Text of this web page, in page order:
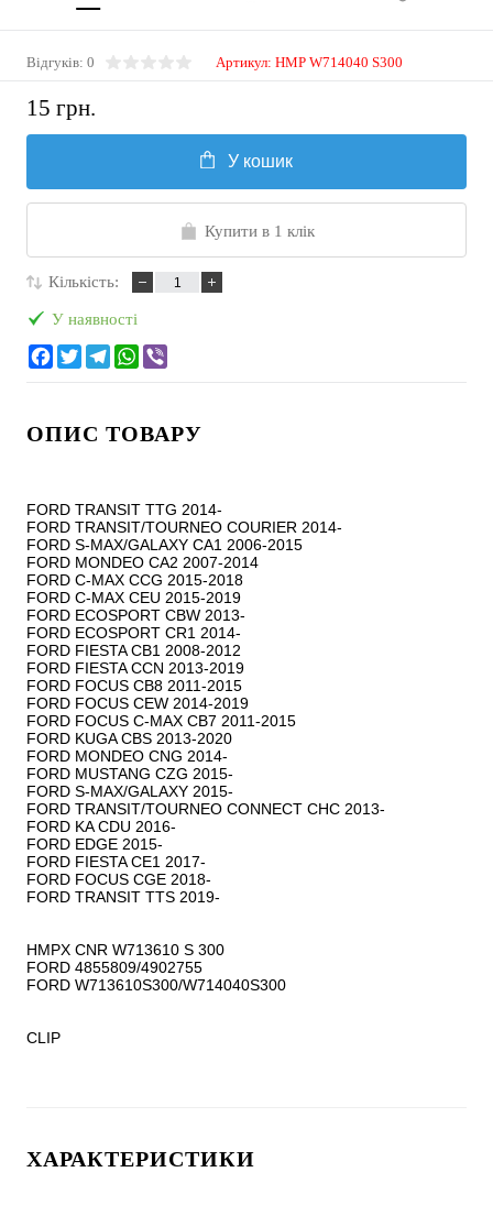
Відгуків: 0 Артикул: HMP W714040 S300
15 грн.
У кошик
Купити в 1 клік
Кількість:
У наявності
ОПИС ТОВАРУ
FORD TRANSIT TTG 2014-
FORD TRANSIT/TOURNEO COURIER 2014-
FORD S-MAX/GALAXY CA1 2006-2015
FORD MONDEO CA2 2007-2014
FORD C-MAX CCG 2015-2018
FORD C-MAX CEU 2015-2019
FORD ECOSPORT CBW 2013-
FORD ECOSPORT CR1 2014-
FORD FIESTA CB1 2008-2012
FORD FIESTA CCN 2013-2019
FORD FOCUS CB8 2011-2015
FORD FOCUS CEW 2014-2019
FORD FOCUS C-MAX CB7 2011-2015
FORD KUGA CBS 2013-2020
FORD MONDEO CNG 2014-
FORD MUSTANG CZG 2015-
FORD S-MAX/GALAXY 2015-
FORD TRANSIT/TOURNEO CONNECT CHC 2013-
FORD KA CDU 2016-
FORD EDGE 2015-
FORD FIESTA CE1 2017-
FORD FOCUS CGE 2018-
FORD TRANSIT TTS 2019-
HMPX CNR W713610 S 300
FORD 4855809/4902755
FORD W713610S300/W714040S300
CLIP
ХАРАКТЕРИСТИКИ